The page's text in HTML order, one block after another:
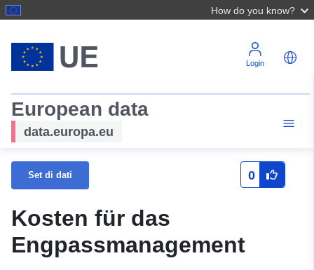
How do you know?
Login
European data
data.europa.eu
Set di dati 0
Kosten für das
Engpassmanagement